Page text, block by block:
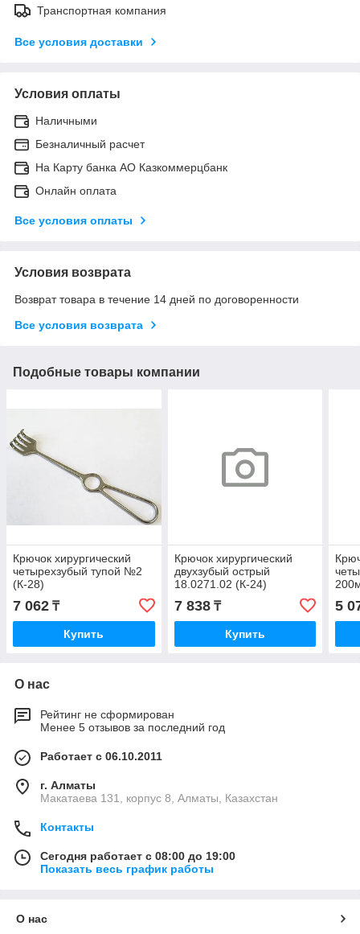
Транспортная компания
Все условия доставки
Условия оплаты
Наличными
Безналичный расчет
На Карту банка АО Казкоммерцбанк
Онлайн оплата
Все условия оплаты
Условия возврата
Возврат товара в течение 14 дней по договоренности
Все условия возврата
Подобные товары компании
Крючок хирургический
четырехзубый тупой №2
(К-28)
7 062 ₸
Купить
Крючок хирургический
двухзубый острый
18.0271.02 (К-24)
7 838₸
Купить
5
О нас
Рейтинг не сформирован
Менее 5 отзывов за последний год
Работает с 06.10.2011
г. Алматы
Макатаева 131, корпус 8, Алматы, Казахстан
Контакты
Сегодня работает с 08:00 до 19:00
Показать весь график работы
О нас